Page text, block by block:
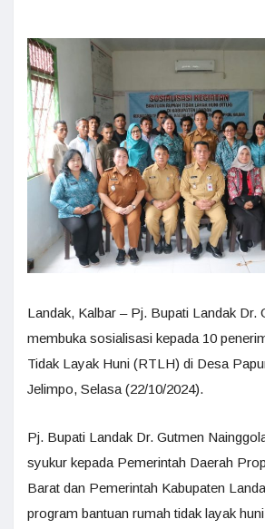
Landak, Kalbar – Pj. Bupati Landak Dr.
membuka sosialisasi kepada 10
Tidak Layak Huni (RTLH) di Desa
Jelimpo, Selasa (22/10/2024).
Pj. Bupati Landak Dr. Gutmen
syukur kepada Pemerintah Daerah
Barat dan Pemerintah Kabupaten
program bantuan rumah tidak layak